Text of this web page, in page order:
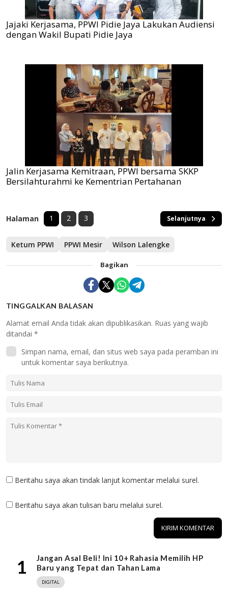
Jajaki Kerjasama, PPWI Pidie Jaya Lakukan Audiensi
dengan Wakil Bupati Pidie Jaya
Jalin Kerjasama Kemitraan, PPWI bersama SKKP
Bersilahturahmi ke Kementrian Pertahanan
Halaman 1 2 3 Selanjutnya
Ketum PPWI PPWI Mesir Wilson Lalengke
Bagikan
TINGGALKAN BALASAN
Alamat email Anda tidak akan dipublikasikan. Ruas yang wajib
ditandai *
Simpan nama, email, dan situs web saya pada peramban ini
untuk komentar saya berikutnya.
Beritahu saya akan tindak lanjut komentar melalui surel.
Beritahu saya akan tulisan baru melalui surel.
1
Jangan Asal Beli! Ini 10+ Rahasia Memilih HP
Baru yang Tepat dan Tahan Lama
DIGITAL